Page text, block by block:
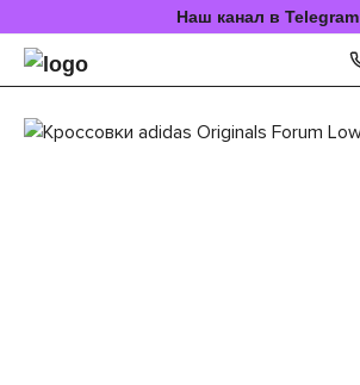
Наш канал в Telegram